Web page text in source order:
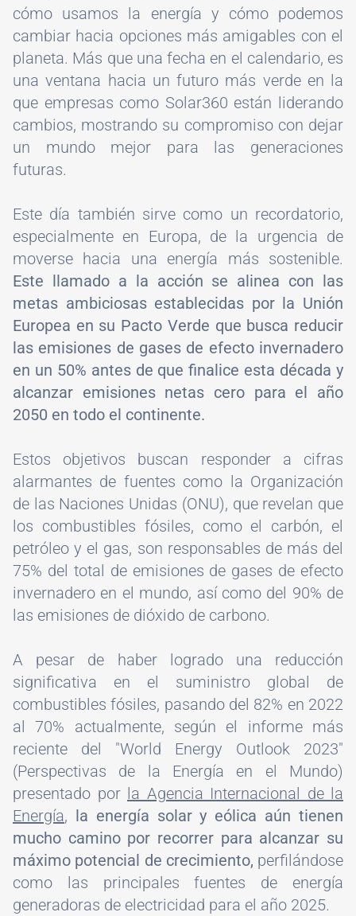
cómo usamos la energía y cómo podemos
cambiar hacia opciones más amigables con el
planeta. Más que una fecha en el calendario, es
una ventana hacia un futuro más verde en la
que empresas como Solar360 están liderando
cambios, mostrando su compromiso con dejar
un mundo mejor para las generaciones
futuras.
Este día también sirve como un recordatorio,
especialmente en Europa, de la urgencia de
moverse hacia una energía más sostenible.
Este llamado a la acción se alinea con las
metas ambiciosas establecidas por la Unión
Europea en su Pacto Verde que busca reducir
las emisiones de gases de efecto invernadero
en un 50% antes de que finalice esta década y
alcanzar emisiones netas cero para el año
2050 en todo el continente.
Estos objetivos buscan responder a cifras
alarmantes de fuentes como la Organización
de las Naciones Unidas (ONU), que revelan que
los combustibles fósiles, como el carbón, el
petróleo y el gas, son responsables de más del
75% del total de emisiones de gases de efecto
invernadero en el mundo, así como del 90% de
las emisiones de dióxido de carbono.
A pesar de haber logrado una reducción
significativa en el suministro global de
combustibles fósiles, pasando del 82% en 2022
al 70% actualmente, según el informe más
reciente del "World Energy Outlook 2023"
(Perspectivas de la Energía en el Mundo)
presentado por la Agencia Internacional de la
Energía,
la energía solar y eólica aún tienen
mucho camino por recorrer para alcanzar su
máximo potencial de crecimiento, perfilándose
como las principales fuentes de energía
generadoras de electricidad para el año 2025.